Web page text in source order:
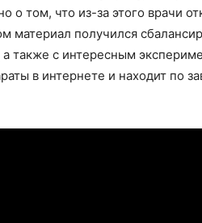
о том, что из-за этого врачи
материал получился
также с интересным
в интернете и находит по